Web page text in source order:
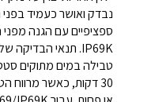
נבדק ואושר כעמיד